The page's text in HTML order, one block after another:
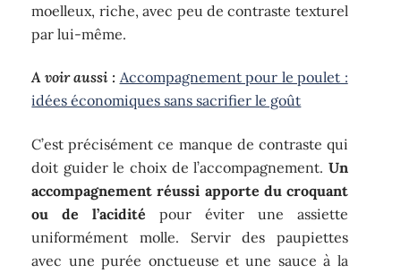
moelleux, riche, avec peu de contraste texturel
par lui-même.
A voir aussi : Accompagnement pour le poulet :
idées économiques sans sacrifier le goût
C’est précisément ce manque de contraste qui
doit guider le choix de l’accompagnement. Un
accompagnement réussi apporte du croquant
ou de l’acidité pour éviter une assiette
uniformément molle. Servir des paupiettes
avec une purée onctueuse et une sauce à la